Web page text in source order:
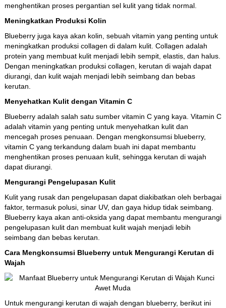
menghentikan proses pergantian sel kulit yang tidak normal.
Meningkatkan Produksi Kolin
Blueberry juga kaya akan kolin, sebuah vitamin yang penting untuk
meningkatkan produksi collagen di dalam kulit. Collagen adalah
protein yang membuat kulit menjadi lebih sempit, elastis, dan halus.
Dengan meningkatkan produksi collagen, kerutan di wajah dapat
diurangi, dan kulit wajah menjadi lebih seimbang dan bebas
kerutan.
Menyehatkan Kulit dengan Vitamin C
Blueberry adalah salah satu sumber vitamin C yang kaya. Vitamin C
adalah vitamin yang penting untuk menyehatkan kulit dan
mencegah proses penuaan. Dengan mengkonsumsi blueberry,
vitamin C yang terkandung dalam buah ini dapat membantu
menghentikan proses penuaan kulit, sehingga kerutan di wajah
dapat diurangi.
Mengurangi Pengelupasan Kulit
Kulit yang rusak dan pengelupasan dapat diakibatkan oleh berbagai
faktor, termasuk polusi, sinar UV, dan gaya hidup tidak seimbang.
Blueberry kaya akan anti-oksida yang dapat membantu mengurangi
pengelupasan kulit dan membuat kulit wajah menjadi lebih
seimbang dan bebas kerutan.
Cara Mengkonsumsi Blueberry untuk Mengurangi Kerutan di
Wajah
Untuk mengurangi kerutan di wajah dengan blueberry, berikut ini